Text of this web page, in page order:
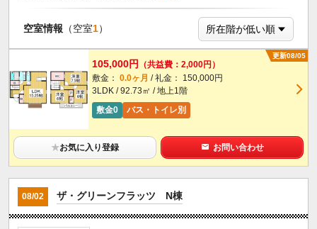
空室情報 （空室1）
更新08/05
105,000円 （共益費：2,000円）
敷金： 0.0ヶ月 / 礼金： 150,000円
3LDK / 92.73㎡ / 地上1階
敷金0
バス・トイレ別
★お気に入り登録 お問い合わせ
08/02 ザ・グリーンフラッツ N棟